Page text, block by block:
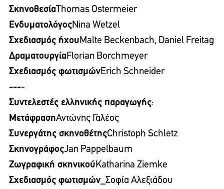
ΣκηνοθεσίαThomas Ostermeier
ΕνδυματολόγοςNina Wetzel
Σχεδιασμός ήχουMalte Beckenbach, Daniel Freitag
ΔραματουργίαFlorian Borchmeyer
Σχεδιασμός φωτισμώνErich Schneider
----
Συντελεστές ελληνικής παραγωγής:
ΜετάφρασηΑντώνης Γαλέος
Συνεργάτης σκηνοθέτηςChristoph Schletz
ΣκηνογράφοςJan Pappelbaum
Ζωγραφική σκηνικούKatharina Ziemke
Σχεδιασμός φωτισμών_ Σοφία Αλεξιάδου